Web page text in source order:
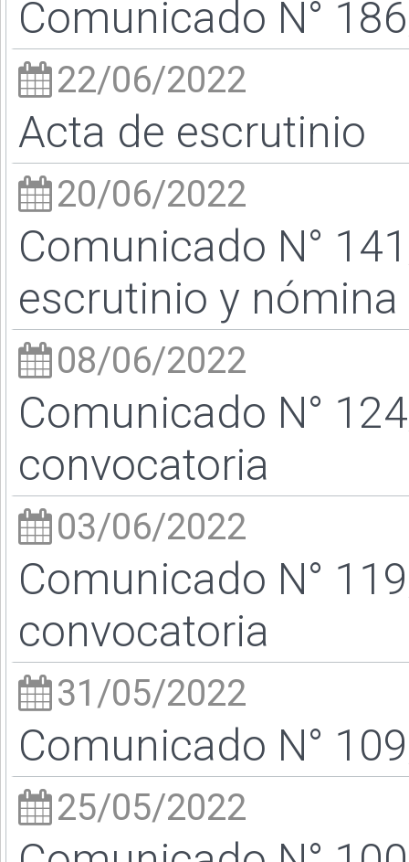
Comunicado N°
22/06/2022
Acta de escrutinio
20/06/2022
Comunicado N°
escrutinio y
08/06/2022
Comunicado N°
convocatoria
03/06/2022
Comunicado N°
convocatoria
31/05/2022
Comunicado N°
25/05/2022